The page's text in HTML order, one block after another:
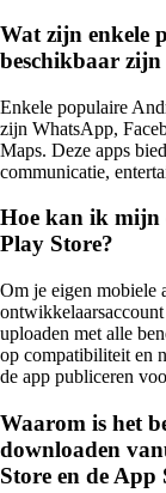
Wat zijn enkele
beschikbaar
Enkele populaire
zijn WhatsApp,
Maps. Deze apps
communicatie,
Hoe kan ik mijn
Play Store?
Om je eigen mobiele
uploaden met alle
op compatibiliteit en
de app publiceren
Waarom is het
downloaden
Store en de App